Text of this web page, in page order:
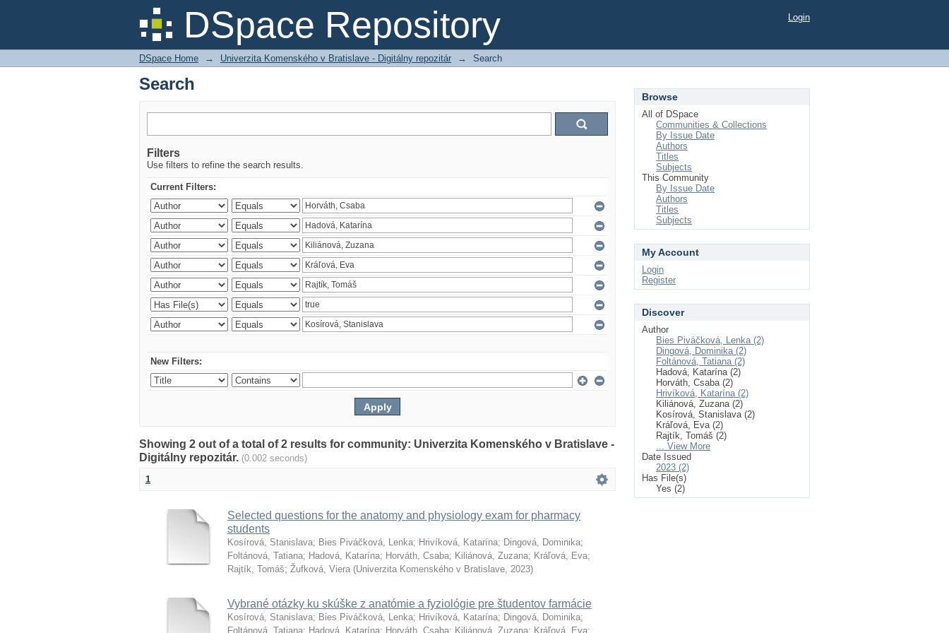
DSpace Repository
Search Login
DSpace Home → Univerzita Komenského v Bratislave - Digitálny repozitár → Search
Search
Filters
Use filters to refine the search results.
Current Filters:
New Filters:
Showing 2 out of a total of 2 results for community: Univerzita Komenského v Bratislave -
Digitálny repozitár. (0.002 seconds)
1
Selected questions for the anatomy and physiology exam for pharmacy
students
Kosírová, Stanislava; Bies Piváčková, Lenka; Hrivíková, Katarína; Dingová, Dominika;
Foltánová, Tatiana; Hadová, Katarína; Horváth, Csaba; Kiliánová, Zuzana; Kráľová, Eva;
Rajtík, Tomáš; Žufková, Viera (Univerzita Komenského v Bratislave, 2023)
Vybrané otázky ku skúške z anatómie a fyziológie pre študentov farmácie
Kosírová, Stanislava; Bies Piváčková, Lenka; Hrivíková, Katarína; Dingová, Dominika;
Foltánová, Tatiana; Hadová, Katarína; Horváth, Csaba; Kiliánová, Zuzana; Kráľová, Eva;
Browse
All of DSpace
Communities & Collections
By Issue Date
Authors
Titles
Subjects
This Community
By Issue Date
Authors
Titles
Subjects
My Account
Login
Register
Discover
Author
Bies Piváčková, Lenka (2)
Dingová, Dominika (2)
Foltánová, Tatiana (2)
Hadová, Katarína (2)
Horváth, Csaba (2)
Hrivíková, Katarína (2)
Kiliánová, Zuzana (2)
Kosírová, Stanislava (2)
Kráľová, Eva (2)
Rajtík, Tomáš (2)
... View More
Date Issued
2023 (2)
Has File(s)
Yes (2)